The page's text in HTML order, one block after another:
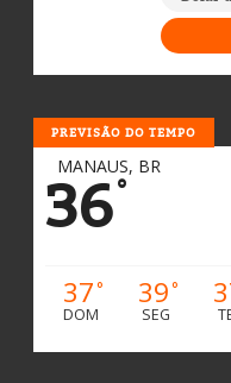
PREVISÃO DO TEMPO
MANAUS, BR
36°
37°
DOM
39°
SEG